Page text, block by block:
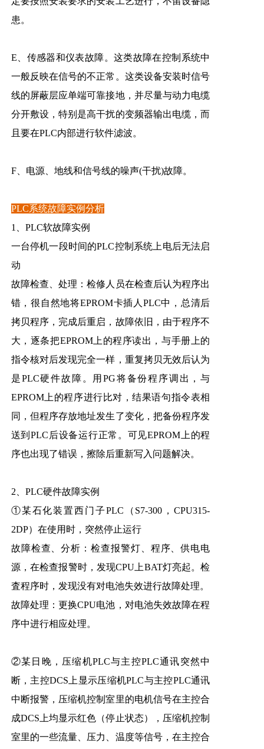
患。
E、传感器和仪表故障。这类故障在控制系统中
一般反映在信号的不正常。这类设备安装时信号
线的屏蔽层应单端可靠接地，并尽量与动力电缆
分开敷设，特别是高干扰的变频器输出电缆，而
且要在PLC内部进行软件滤波。
F、电源、地线和信号线的噪声(干扰)故障。
PLC系统故障实例分析
1、PLC软故障实例
一台停机一段时间的PLC控制系统上电后无法启
动
故障检查、处理：检修人员在检查后认为程序出
错，很自然地将EPROM卡插人PLC中，总清后
拷贝程序，完成后重启，故障依旧，由于程序不
大，逐条把EPROM上的程序读出，与手册上的
指令核对后发现完全一样，重复拷贝无效后认为
是PLC硬件故障。用PG将备份程序调出，与
EPROM上的程序进行比对，结果语句指令表相
同，但程序存放地址发生了变化，把备份程序发
送到PLC后设备运行正常。可见EPROM上的程
序也出现了错误，擦除后重新写入问题解决。
2、PLC硬件故障实例
①某石化装置西门子PLC（S7-300，CPU315-
2DP）在使用时，突然停止运行
故障检查、分析：检查报警灯、程序、供电电
源，在检查报警时，发现CPU上BAT灯亮起。检
査程序时，发现没有对电池失效进行故障处理。
故障处理：更换CPU电池，对电池失效故障在程
序中进行相应处理。
②某日晚，压缩机PLC与主控PLC通讯突然中
断，主控DCS上显示压缩机PLC与主控PLC通讯
中断报警，压缩机控制室里的电机信号在主控合
成DCS上均显示红色（停止状态），压缩机控制
室里的一些流量、压力、温度等信号，在主控合